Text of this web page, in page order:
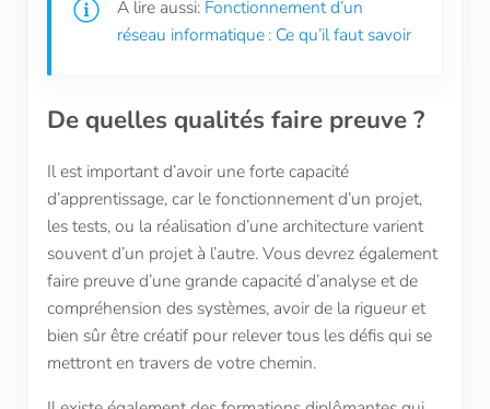
A lire aussi: Fonctionnement d’un
réseau informatique : Ce qu’il faut savoir
De quelles qualités faire preuve ?
Il est important d’avoir une forte capacité
d’apprentissage, car le fonctionnement d’un projet,
les tests, ou la réalisation d’une architecture varient
souvent d’un projet à l’autre. Vous devrez également
faire preuve d’une grande capacité d’analyse et de
compréhension des systèmes, avoir de la rigueur et
bien sûr être créatif pour relever tous les défis qui se
mettront en travers de votre chemin.